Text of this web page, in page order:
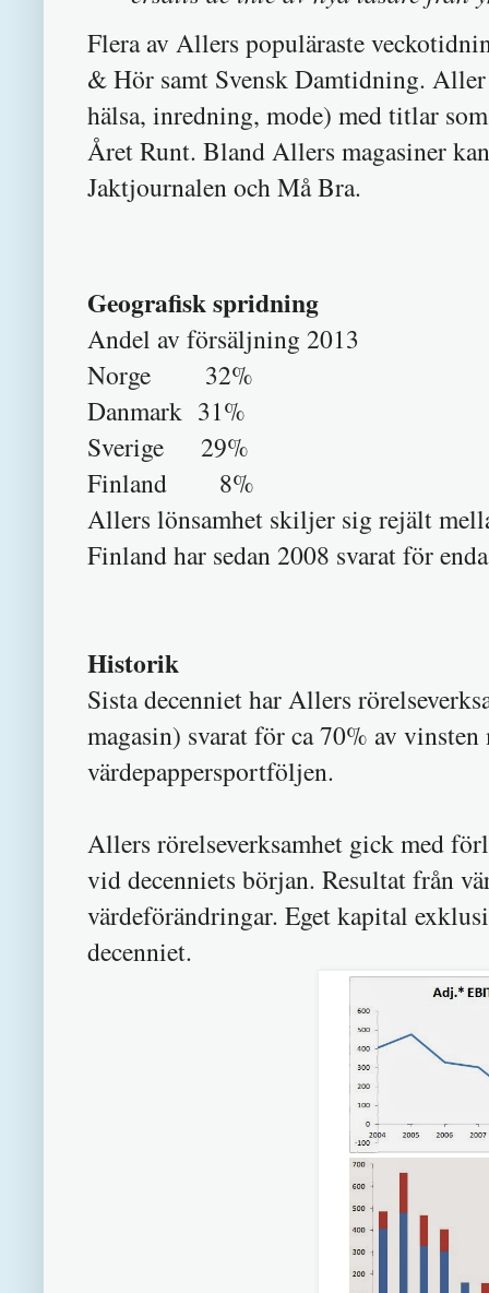
Flera av Allers populäraste
& Hör samt Svensk Damtidning.
hälsa, inredning, mode) med titlar
Året Runt. Bland Allers magasiner
Jaktjournalen och Må Bra.
Geografisk spridning
Andel av försäljning 2013
Norge 32%
Danmark 31%
Sverige 29%
Finland 8%
Allers lönsamhet skiljer sig rejält
Finland har sedan 2008 svarat för
Historik
Sista decenniet har Allers
magasin) svarat för ca 70% av
värdepappersportföljen.
Allers rörelseverksamhet gick med
vid decenniets början. Resultat från
värdeförändringar. Eget kapital
decenniet.